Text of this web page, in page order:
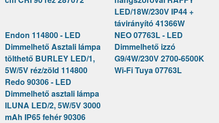
LED/18W/230V IP44 +
távirányító 41366W
Endon 114800 - LED
Dimmelhető Asztali lámpa
tölthető BURLEY LED/1,
5W/5V réz/zöld 114800
NEO 07763L - LED
Dimmelhető izzó
G9/4W/230V 2700-6500K
Wi-Fi Tuya 07763L
Redo 90306 - LED
Dimmelhető asztali lámpa
ILUNA LED/2, 5W/5V 3000
mAh IP65 fehér 90306